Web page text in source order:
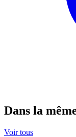
Dans la
Voir tous